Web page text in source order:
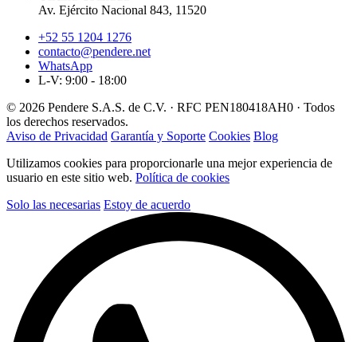
Av. Ejército Nacional 843, 11520
+52 55 1204 1276
contacto@pendere.net
WhatsApp
L-V: 9:00 - 18:00
© 2026 Pendere S.A.S. de C.V. · RFC PEN180418AH0 · Todos
los derechos reservados.
Aviso de Privacidad Garantía y Soporte Cookies Blog
Utilizamos cookies para proporcionarle una mejor experiencia de
usuario en este sitio web. Política de cookies
Solo las necesarias Estoy de acuerdo